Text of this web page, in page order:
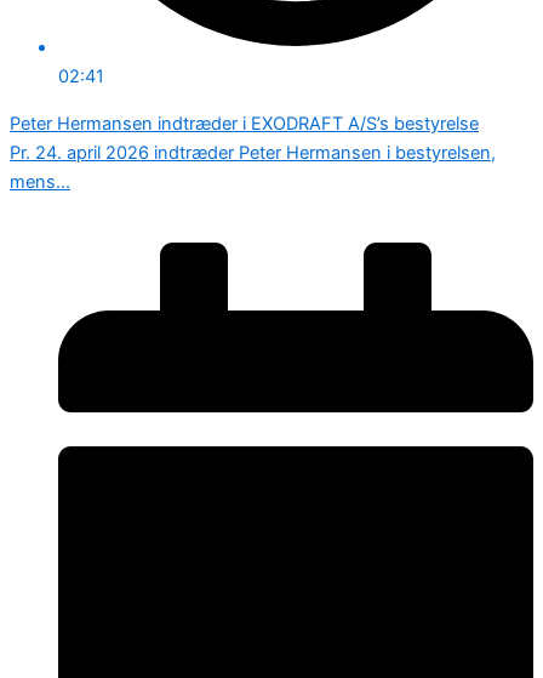
02:41
Peter Hermansen indtræder i EXODRAFT A/S’s bestyrelse
Pr. 24. april 2026 indtræder Peter Hermansen i bestyrelsen,
mens...